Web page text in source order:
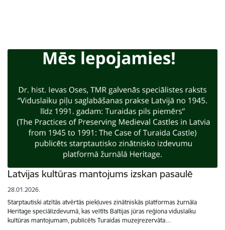
Latvijas kultūras mantojums izskan pasaulē
28.01.2026.
Starptautiski atzītās atvērtās piekļuves zinātniskās platformas žurnāla
Heritage speciālizdevumā, kas veltīts Baltijas jūras reģiona viduslaiku
kultūras mantojumam, publicēts Turaidas muzejrezervāta…